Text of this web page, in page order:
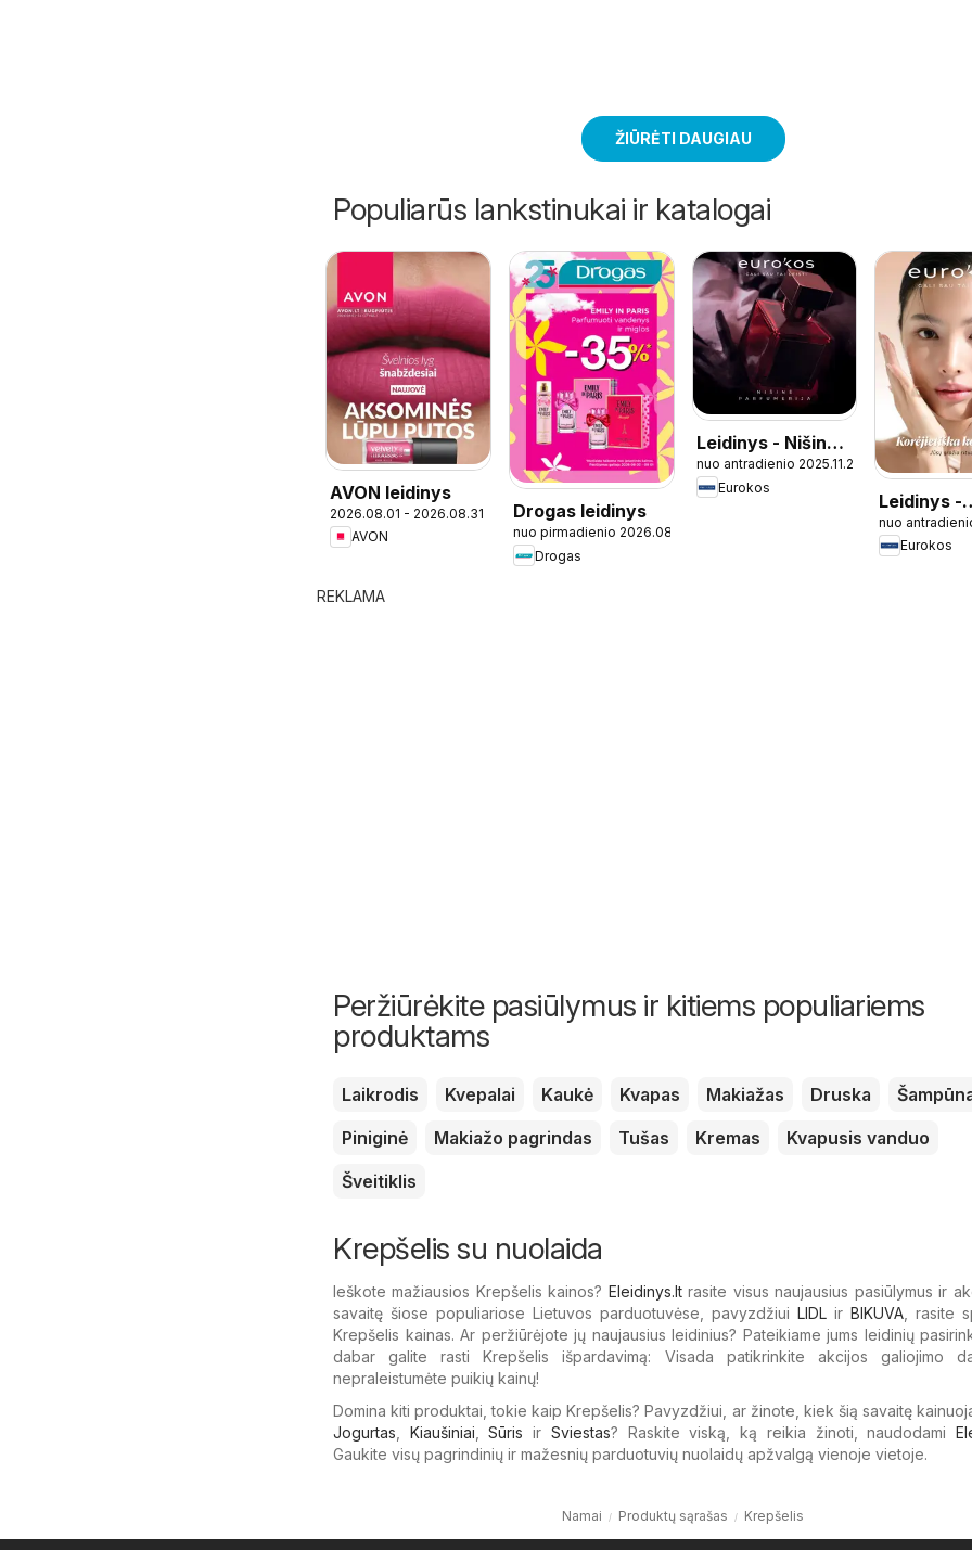
ŽIŪRĖTI DAUGIAU
Populiarūs lankstinukai ir katalogai
AVON leidinys
2026.08.01 - 2026.08.31
AVON
Drogas leidinys
nuo pirmadienio 2026.08.03
Drogas
Leidinys - Nišinė
parfumerija
nuo antradienio 2025.11.25
Eurokos
Leidinys -
kosmetika
nuo antradienio
Eurokos
REKLAMA
Peržiūrėkite pasiūlymus ir kitiems populiariems
produktams
Laikrodis Kvepalai Kaukė Kvapas Makiažas Druska
Piniginė
Makiažo pagrindas Tušas Kremas
Kvapusis vanduo
Šveitiklis
Krepšelis su nuolaida
Ieškote mažiausios Krepšelis kainos? Eleidinys.ltrasite visus naujausius pasiūlymus ir
savaitę šiose populiariose Lietuvos parduotuvėse, pavyzdžiui LIDL ir BIKUVA , rasite
Krepšelis kainas. Ar peržiūrėjote jų naujausius leidinius? Pateikiame jums leidinių
dabar galite rasti Krepšelis išpardavimą: Visada patikrinkite akcijos galiojimo
nepraleistumėte puikių kainų!
Domina kiti produktai, tokie kaip Krepšelis? Pavyzdžiui, ar žinote, kiek šią savaitę
Jogurtas
Kiaušiniai ,Sūris ir Sviestas? Raskite viską, ką reikia žinoti, naudodami
Gaukite visų pagrindinių ir mažesnių parduotuvių nuolaidų apžvalgą vienoje vietoje.
Namai Produktų sąrašas Krepšelis